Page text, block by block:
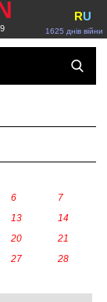
1625 днів війни
RU
6
7
13
14
20
21
27
28